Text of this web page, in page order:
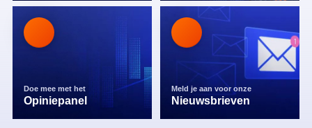
Doe mee met het
Opiniepanel
Meld je aan voor onze
Nieuwsbrieven